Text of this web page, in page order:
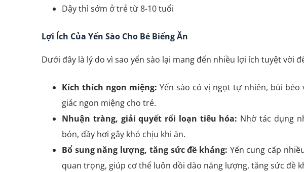
Dậy thì sớm ở trẻ từ 8-10 tuổi
Lợi Ích Của Yến Sào Cho Bé Biếng Ăn
Dưới đây là lý do vì sao yến sào lại mang đến nhiều lợi ích tuyệt vời
Kích thích ngon miệng: Yến sào có vị ngọt tự nhiên, bùi
giác ngon miệng cho trẻ.
Nhuận tràng, giải quyết rối loạn tiêu hóa: Nhờ tác dụng
bón, đầy hơi gây khó chịu khi ăn.
Bổ sung năng lượng, tăng sức đề kháng: Yến cung cấp
quan trọng, giúp cơ thể luôn dồi dào năng lượng, tăng sức đề
Yến Chưng Dược Liệu Vị Linh Chi –